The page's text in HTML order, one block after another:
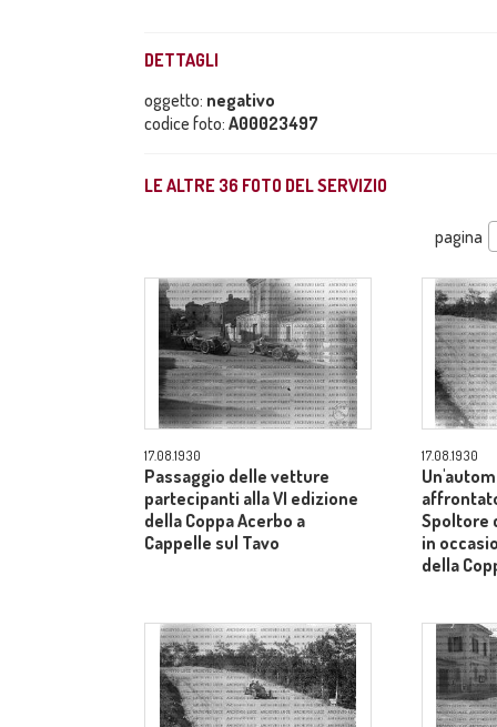
DETTAGLI
oggetto: negativo
codice foto: A00023497
LE ALTRE 36 FOTO DEL SERVIZIO
pagina
17.08.1930
Passaggio delle vetture
partecipanti alla VI edizione
della Coppa Acerbo a
Cappelle sul Tavo
17.08.1930
Spoltore
in
della